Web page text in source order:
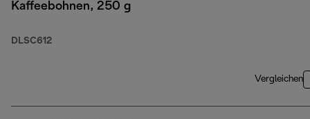
Kaffeebohnen, 250 g
DLSC612
Vergleichen